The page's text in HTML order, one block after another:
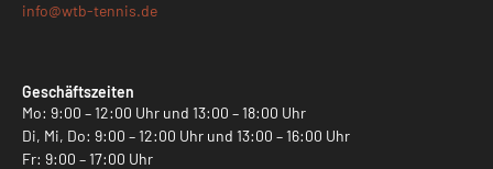
info@wtb-tennis.de
Geschäftszeiten
Mo: 9:00 – 12:00 Uhr und 13:00 – 18:00 Uhr
Di, Mi, Do: 9:00 – 12:00 Uhr und 13:00 – 16:00 Uhr
Fr: 9:00 – 17:00 Uhr